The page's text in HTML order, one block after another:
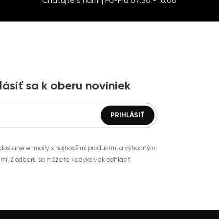
sa k oberu noviniek
e-maily s najnovšími produktmi a výhodnými
Z odberu sa môžete kedykoľvek odhlásiť.